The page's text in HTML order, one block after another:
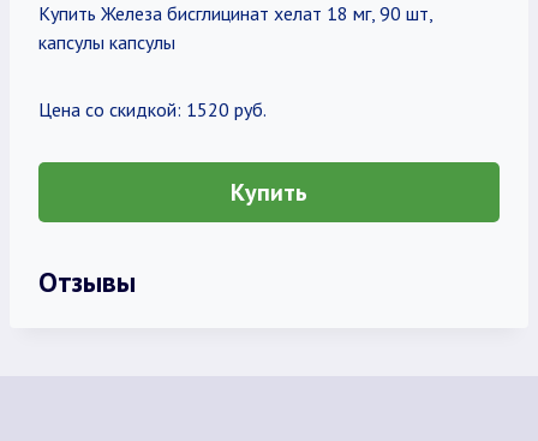
Купить Железа бисглицинат хелат 18 мг, 90 шт,
капсулы капсулы
Цена со скидкой: 1520 руб.
Купить
Отзывы